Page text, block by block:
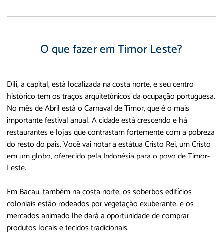
O que fazer em Timor Leste?
Dili, a capital, está localizada na costa norte, e seu centro
histórico tem os traços arquitetônicos da ocupação portuguesa.
No mês de Abril está o Carnaval de Timor, que é o mais
importante festival anual. A cidade está crescendo e há
restaurantes e lojas que contrastam fortemente com a pobreza
do resto do país. Você vai notar a estátua Cristo Rei, um Cristo
em um globo, oferecido pela Indonésia para o povo de Timor-
Leste.
Em Bacau, também na costa norte, os soberbos edifícios
coloniais estão rodeados por vegetação exuberante, e os
mercados animado lhe dará a oportunidade de comprar
produtos locais e tecidos tradicionais.